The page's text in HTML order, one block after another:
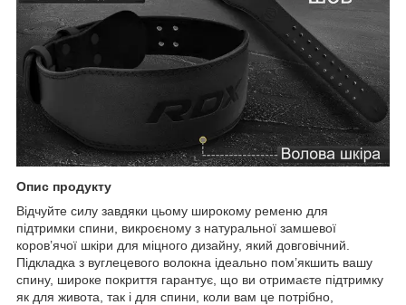
Опис продукту
Відчуйте силу завдяки цьому широкому ременю для
підтримки спини, викроєному з натуральної замшевої
коров’ячої шкіри для міцного дизайну, який довговічний.
Підкладка з вуглецевого волокна ідеально пом’якшить вашу
спину, широке покриття гарантує, що ви отримаєте підтримку
як для живота, так і для спини, коли вам це потрібно,